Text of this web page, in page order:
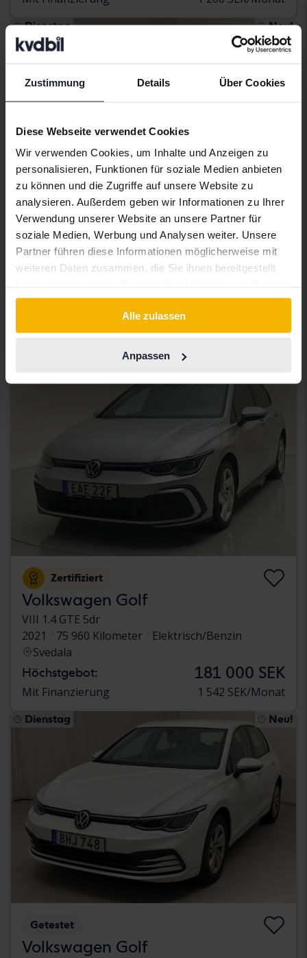
Zustimmung Details Über Cookies
Diese Webseite verwendet Cookies
Wir verwenden Cookies, um Inhalte und Anzeigen zu
personalisieren, Funktionen für soziale Medien anbieten
zu können und die Zugriffe auf unsere Website zu
analysieren. Außerdem geben wir Informationen zu Ihrer
Verwendung unserer Website an unsere Partner für
soziale Medien, Werbung und Analysen weiter. Unsere
Partner führen diese Informationen möglicherweise mit
weiteren Daten zusammen, die Sie ihnen bereitgestellt
gesammelt haben.
Alle zulassen
Anpassen
Dienstag Neu!
Getestet
Volkswagen Golf
VIII TGI 5dr
Zertifiziert
Volkswagen Golf
VIII 1.4 GTE 5dr
2021
75 960 Kilometer
Elektrisch/Benzin
Svedala
Höchstgebot: 181 000 SEK
Mit Finanzierung 1 542 SEK/Monat
Dienstag Neu!
Getestet
Volkswagen Golf